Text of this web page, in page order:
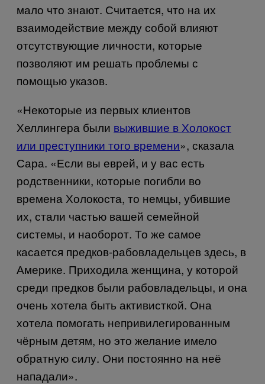
мало что знают. Считается, что на их
взаимодействие между собой влияют
отсутствующие личности, которые
позволяют им решать проблемы с
помощью указов.
«Некоторые из первых клиентов
Хеллингера были ​выжившие в Холокост
или преступники того времени», сказала
Сара. «Если вы еврей, и у вас есть
родственники, которые погибли во
времена Холокоста, то немцы, убившие
их, стали частью вашей семейной
системы, и наоборот. То же самое
касается предков-рабовладельцев здесь, в
Америке. Приходила женщина, у которой
среди предков были рабовладельцы, и она
очень хотела быть активисткой. Она
хотела помогать непривилегированным
чёрным детям, но это желание имело
обратную силу. Они постоянно на неё
нападали».